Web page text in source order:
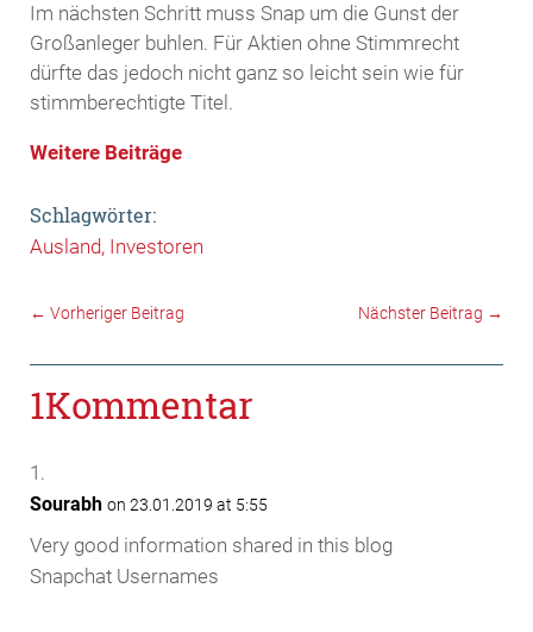
Im nächsten Schritt muss Snap um die Gunst der
Großanleger buhlen. Für Aktien ohne Stimmrecht
dürfte das jedoch nicht ganz so leicht sein wie für
stimmberechtigte Titel.
Weitere Beiträge
Schlagwörter:
Ausland Investoren
← Vorheriger Beitrag Nächster Beitrag →
1Kommentar
Sourabh on 23.01.2019 at 5:55
Very good information shared in this blog
Snapchat Usernames